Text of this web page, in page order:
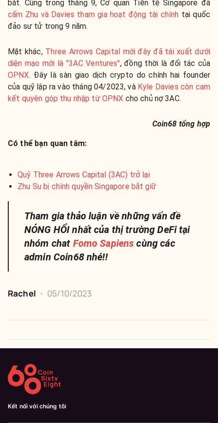
bắt. Cũng trong tháng 9, Cơ quan Tiền tệ Singapore đã
cấm Zhu và Davies tham gia hoạt động tài chính tại quốc
đảo sư tử trong 9 năm.
Mặt khác, Three Arrows Capital mới đây đã tái xuất dưới
diện mạo mới là "3AC Ventures", đồng thời là đối tác của
OPNX. Đây là sàn giao dịch crypto do chính hai founder
của quỹ lập ra vào tháng 04/2023, và Kyle Davies còn cam
kết quyên góp thu nhập từ OPNX cho chủ nợ 3AC.
Coin68 tổng hợp
Có thể bạn quan tâm:
Quỹ Three Arrows Capital (3AC) trở lại
Zhu Su bị chính quyền Singapore bắt giữ
Tham gia thảo luận về những vấn đề
NÓNG HỔI nhất của thị trường DeFi tại
nhóm chat Fomo Sapiens cùng các
admin Coin68 nhé!!
Rachel - 05/10/2023
Kết nối với chúng tôi